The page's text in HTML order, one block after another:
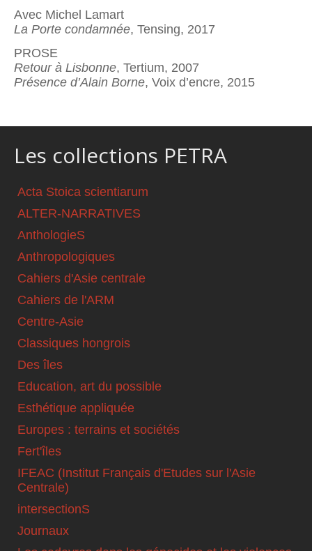
Avec Michel Lamart
La Porte condamnée, Tensing, 2017
PROSE
Retour à Lisbonne, Tertium, 2007
Présence d’Alain Borne, Voix d’encre, 2015
Les collections PETRA
Acta Stoica scientiarum
ALTER-NARRATIVES
AnthologieS
Anthropologiques
Cahiers d'Asie centrale
Cahiers de l'ARM
Centre-Asie
Classiques hongrois
Des îles
Education, art du possible
Esthétique appliquée
Europes : terrains et sociétés
Fert'îles
IFEAC (Institut Français d'Etudes sur l'Asie
Centrale)
intersectionS
Journaux